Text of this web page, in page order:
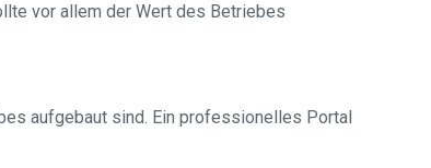
vor allem der Wert des Betriebes
aufgebaut sind. Ein professionelles Portal